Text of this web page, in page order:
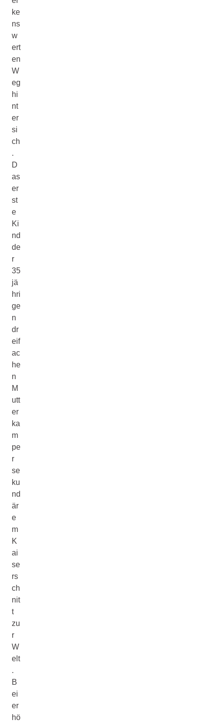
ke
ns
w
ert
en
W
eg
hi
nt
er
si
ch
.
D
as
er
st
e
Ki
nd
de
r
35
jä
hri
ge
n
dr
eif
ac
he
n
M
utt
er
ka
m
pe
r
se
ku
nd
är
e
m
K
ai
se
rs
ch
nit
t
zu
r
W
elt
.
B
ei
er
hö